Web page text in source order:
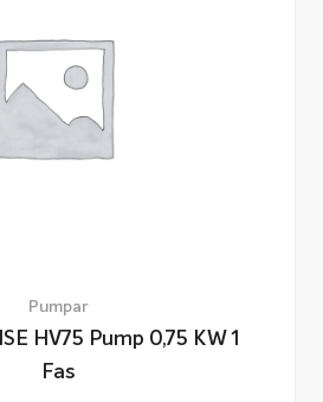
Pumpar
HV75 Pump 0,75 KW 1
Fas